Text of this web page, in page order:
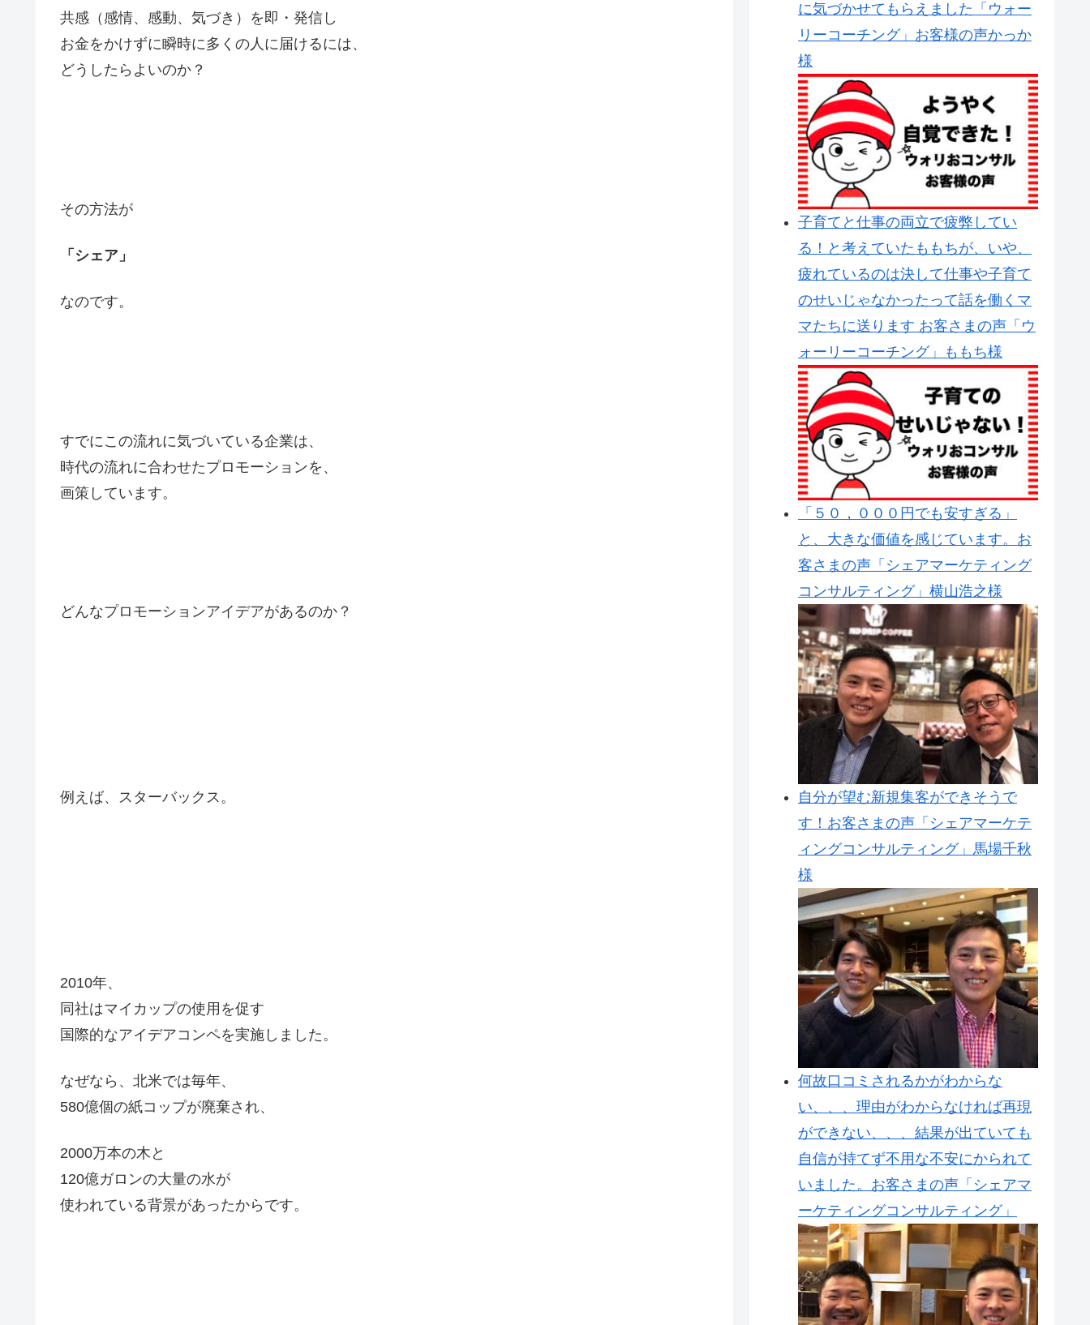
共感（感情、感動、気づき）を即・発信し
お金をかけずに瞬時に多くの人に届けるには、
どうしたらよいのか？
その方法が
「シェア」
なのです。
すでにこの流れに気づいている企業は、
時代の流れに合わせたプロモーションを、
画策しています。
どんなプロモーションアイデアがあるのか？
例えば、スターバックス。
2010年、
同社はマイカップの使用を促す
国際的なアイデアコンペを実施しました。
なぜなら、北米では毎年、
580億個の紙コップが廃棄され、
2000万本の木と
120億ガロンの大量の水が
使われている背景があったからです。
に気づかせてもらえました「ウォー
リーコーチング」お客様の声かっか
様
子育てと仕事の両立で疲弊してい
る！と考えていたももちが、いや、
疲れているのは決して仕事や子育て
のせいじゃなかったって話を働くマ
マたちに送ります お客さまの声「ウ
ォーリーコーチング」ももち様
「５０，０００円でも安すぎる」
と、大きな価値を感じています。お
客さまの声「シェアマーケティング
コンサルティング」横山浩之様
自分が望む新規集客ができそうで
す！お客さまの声「シェアマーケテ
ィングコンサルティング」馬場千秋
様
何故口コミされるかがわからな
い、、、理由がわからなければ再現
ができない、、、結果が出ていても
自信が持てず不用な不安にかられて
いました。お客さまの声「シェアマ
ーケティングコンサルティング」